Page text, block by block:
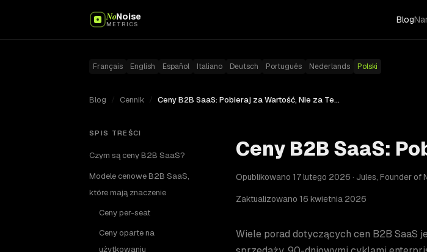
NoNoise
METRICS Blog
Français English Español Italiano Deutsch Português Nederlands Polski
Blog / Cennik / Ceny B2B SaaS: Pobieraj za Wartość, Nie za Teatr
SPIS TREŚCI
Czym są ceny B2B SaaS?
Modele cenowe B2B SaaS,
które mają znaczenie
Ceny per-seat
Ceny oparte na
użytkowaniu
Ceny B2B SaaS:
Opublikowano 17 lutego 2026 · Jules, Founder of
Zaktualizowano 16 kwietnia 2026
Wiele porad dotyczących cen B2B SaaS